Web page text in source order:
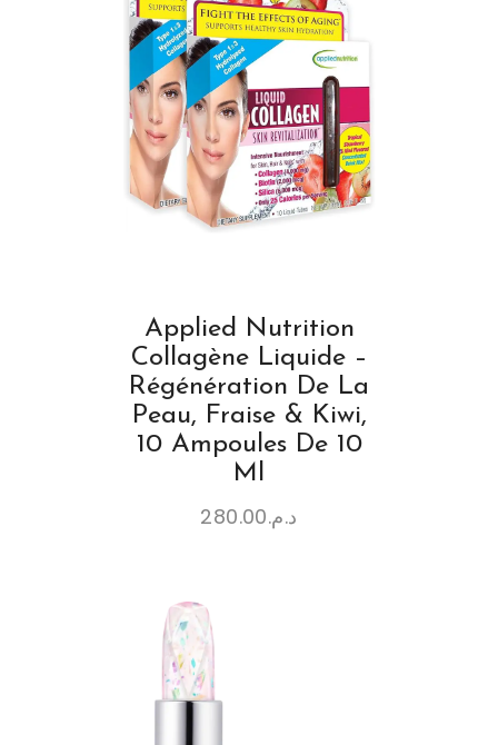
Applied Nutrition
Collagène Liquide –
Régénération De La
Peau, Fraise & Kiwi,
10 Ampoules De 10
Ml
د.م.280.00